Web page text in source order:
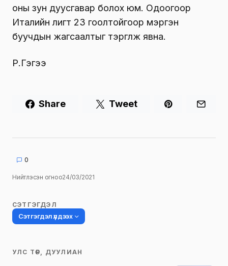
оны зун дуусгавар болох юм. Одоогоор
Италийн лигт 23 гоолтойгоор мэргэн
буучдын жагсаалтыг тэргүүлж явна.
Р.Гэгээ
Share Tweet
0
Нийтлэсэн огноо24/03/2021
СЭТГЭГДЭЛ
Сэтгэгдэл үлдээх
УЛС ТӨР, ДУУЛИАН